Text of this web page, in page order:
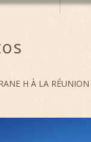
H À LA RÉUNION